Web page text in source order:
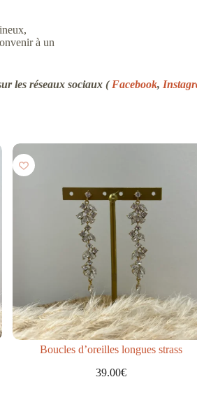
à un
les réseaux sociaux (Facebook,
Boucles d’oreilles longues strass
39.00€